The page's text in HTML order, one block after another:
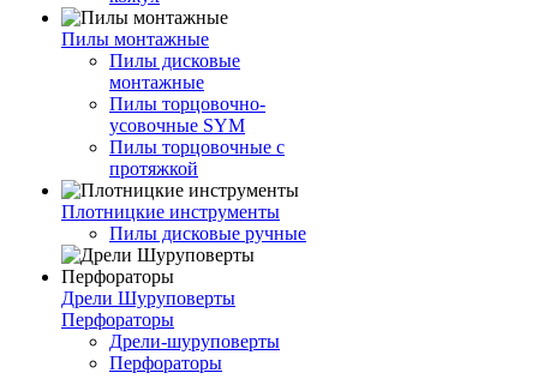
Пилы монтажные
Пилы дисковые
монтажные
Пилы торцовочно-
усовочные SYM
Пилы торцовочные с
протяжкой
Плотницкие инструменты
Пилы дисковые ручные
Дрели Шуруповерты
Перфораторы
Дрели-шуруповерты
Перфораторы